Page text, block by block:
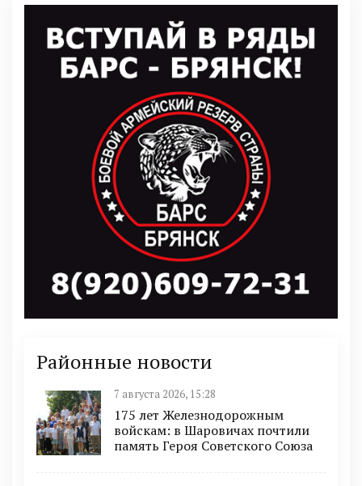
Районные новости
7 августа 2026, 15:28
175 лет Железнодорожным
войскам: в Шаровичах почтили
память Героя Советского Союза